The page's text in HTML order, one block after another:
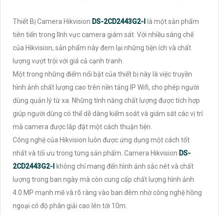
Thiết Bị Camera Hikvision DS-2CD2443G2-I
là một sản phẩm
tiên tiến trong lĩnh vực camera giám sát. Với nhiều sáng chế
của Hikvision, sản phẩm này đem lại những tiện ích và chất
lượng vượt trội với giá cả cạnh tranh.
Một trong những điểm nổi bật của thiết bị này là việc truyền
hình ảnh chất lượng cao trên nền tảng IP Wifi, cho phép người
dùng quản lý từ xa. Những tính năng chất lượng được tích hợp
giúp người dùng có thể dễ dàng kiểm soát và giám sát các vị trí
mà camera được lắp đặt một cách thuận tiện.
Công nghệ của Hikvision luôn được ứng dụng một cách tốt
nhất và tối ưu trong từng sản phẩm. Camera Hikvision DS-
2CD2443G2-I không chỉ mang đến hình ảnh sắc nét và chất
lượng trong ban ngày mà còn cung cấp chất lượng hình ảnh
4.0 MP mạnh mẽ và rõ ràng vào ban đêm nhờ công nghệ hồng
ngoại có độ phân giải cao lên tới 10m.